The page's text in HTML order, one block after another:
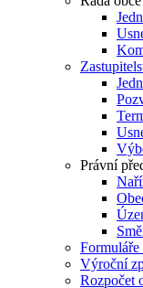
Právní
Formuláře
Výroční
Rozpočet